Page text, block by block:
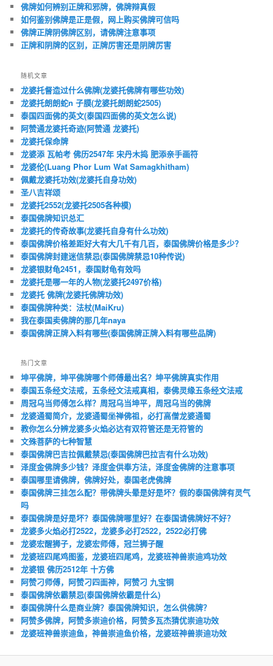
佛牌如何辨别正牌和邪牌，佛牌辩真假
如何鉴别佛牌是正是假，网上购买佛牌可信吗
佛牌正牌阴佛牌区别，请佛牌注意事项
正牌和阴牌的区别，正牌厉害还是阴牌厉害
随机文章
龙婆托督造过什么佛牌(龙婆托佛牌有哪些功效)
龙婆托朗朗蛇n 子膜(龙婆托朗朗蛇2505)
泰国四面佛的英文(泰国四面佛的英文怎么说)
阿赞通龙婆托奇迹(阿赞通 龙婆托)
龙婆托保命牌
龙婆添 瓦帕考 佛历2547年 宋丹木捣 肥添亲手画符
龙婆伦(Luang Phor Lum Wat Samagkhitham)
佩戴龙婆托功效(龙婆托自身功效)
圣八吉祥颂
龙婆托2552(龙婆托2505各种模)
泰国佛牌知识总汇
龙婆托的传奇故事(龙婆托自身有什么功效)
泰国佛牌价格差距好大有大几千有几百，泰国佛牌价格是多少？
泰国佛牌封建迷信禁忌(泰国佛牌禁忌10种传说)
龙婆银财龟2451，泰国财龟有效吗
龙婆托是哪一年的人物(龙婆托2497价格)
龙婆托 佛牌(龙婆托佛牌功效)
泰国佛牌种类：法杖(MaiKru)
我在泰国卖佛牌的那几年naya
泰国佛牌正牌入料有哪些(泰国佛牌正牌入料有哪些品牌)
热门文章
坤平佛牌，坤平佛牌哪个师傅最出名？坤平佛牌真实作用
泰国五条经文法戒，五条经文法戒真相，泰佛灵缘五条经文法戒
周冠乌当师傅怎么样？周冠乌当坤平，周冠乌当的佛牌
龙婆通蜀简介，龙婆通蜀坐禅佛祖，必打高僧龙婆通蜀
教你怎么分辨龙婆多火焰必达有双符管还是无符管的
文殊菩萨的七种智慧
泰国佛牌巴吉拉佩戴禁忌(泰国佛牌巴拉吉有什么功效)
泽度金佛牌多少钱？泽度金供奉方法，泽度金佛牌的注意事项
泰国哪里请佛牌，佛牌好处，泰国老虎佛牌
泰国佛牌三挂怎么配？带佛牌头晕是好是坏？假的泰国佛牌有灵气
吗
泰国佛牌是好是坏？泰国佛牌哪里好？在泰国请佛牌好不好？
龙婆多火焰必打2522，龙婆多必打2522，2522必打佛
龙婆宏醒狮子，龙婆宏师傅，冠兰狮子醒
龙婆班四尾鸡图鉴，龙婆班四尾鸡，龙婆班神兽崇迪鸡功效
龙婆银 佛历2512年 十方佛
阿赞刁师傅，阿赞刁四面神，阿赞刁 九宝铜
泰国佛牌依霸禁忌(泰国佛牌依霸是什么)
泰国佛牌什么是商业牌？泰国佛牌知识，怎么供佛牌？
阿赞多佛牌，阿赞多崇迪价格，阿赞多瓦杰猜优崇迪功效
龙婆班神兽崇迪鱼，神兽崇迪鱼价格，龙婆班神兽崇迪功效